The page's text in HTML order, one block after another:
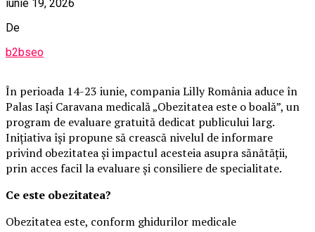
iunie 19, 2026
De
b2bseo
În perioada 14-23 iunie, compania Lilly România aduce în
Palas Iași Caravana medicală „Obezitatea este o boală”, un
program de evaluare gratuită dedicat publicului larg.
Inițiativa își propune să crească nivelul de informare
privind obezitatea și impactul acesteia asupra sănătății,
prin acces facil la evaluare și consiliere de specialitate.
Ce este obezitatea?
Obezitatea este, conform ghidurilor medicale